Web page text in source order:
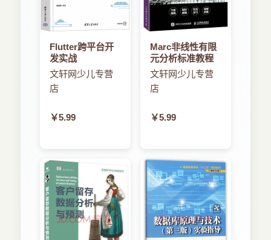
Flutter跨平台开
发实战
文轩网少儿专营
店
￥5.99
Marc非线性有限
元分析标准教程
文轩网少儿专营
店
￥5.99